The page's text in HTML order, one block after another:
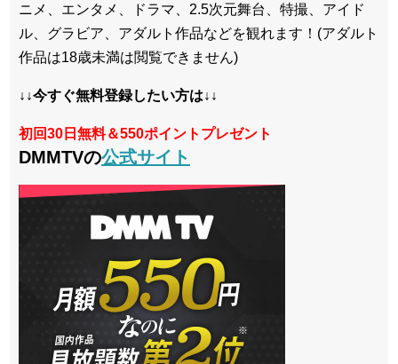
ニメ、エンタメ、ドラマ、2.5次元舞台、特撮、アイド
ル、グラビア、アダルト作品などを観れます！(アダルト
作品は18歳未満は閲覧できません)
↓↓今すぐ無料登録したい方は↓↓
初回30日無料＆550ポイントプレゼント
DMMTVの公式サイト